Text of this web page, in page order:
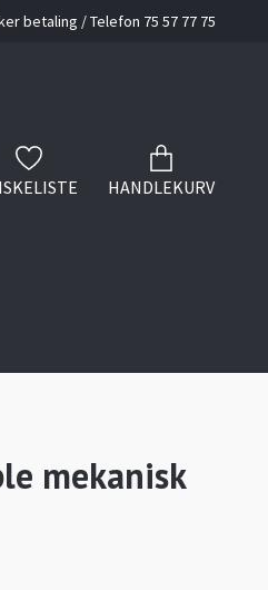
betaling / Telefon 75 57 77 75
HANDLEKURV
mekanisk